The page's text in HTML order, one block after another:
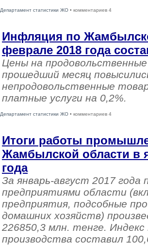
Департамент статистики ЖО • комментариев 4
Инфляция по
феврале 2018 года
Цены на
прошедший месяц
непродовольственные
платные услуги на 0,2%.
Департамент статистики ЖО • комментариев 4
Итоги работы
Жамбылской области в
года
За январь-август 2017
предприятиями области
предприятия, подсобные
домашних хозяйств)
226850,3 млн. тенге.
производства составил